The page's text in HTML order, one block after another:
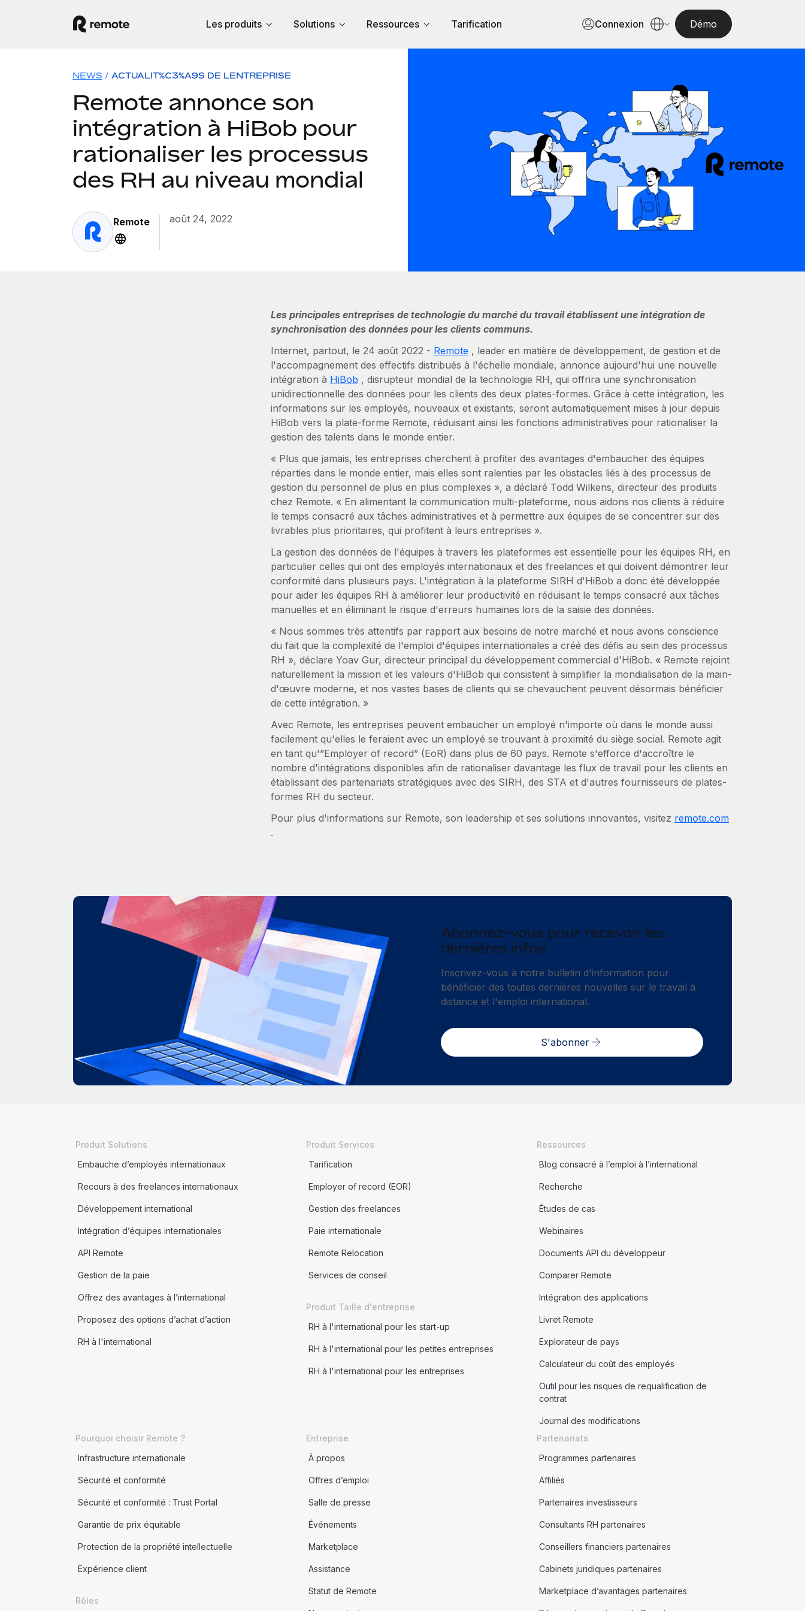
Les produits Solutions Ressources Tarification Connexion Démo
NEWS / ACTUALIT%C3%A9S DE LENTREPRISE
Remote annonce son
intégration à HiBob pour
rationaliser les processus
des RH au niveau mondial
Remote août 24, 2022
Les principales entreprises de technologie du marché du travail établissent une intégration de
synchronisation des données pour les clients communs.
Internet, partout, le 24 août 2022 - Remote , leader en matière de développement, de gestion et de
l'accompagnement des effectifs distribués à l'échelle mondiale, annonce aujourd'hui une nouvelle
intégration à HiBob , disrupteur mondial de la technologie RH, qui offrira une synchronisation
unidirectionnelle des données pour les clients des deux plates-formes. Grâce à cette intégration, les
informations sur les employés, nouveaux et existants, seront automatiquement mises à jour depuis
HiBob vers la plate-forme Remote, réduisant ainsi les fonctions administratives pour rationaliser la
gestion des talents dans le monde entier.
« Plus que jamais, les entreprises cherchent à profiter des avantages d'embaucher des équipes
réparties dans le monde entier, mais elles sont ralenties par les obstacles liés à des processus de
gestion du personnel de plus en plus complexes », a déclaré Todd Wilkens, directeur des produits
chez Remote. « En alimentant la communication multi-plateforme, nous aidons nos clients à réduire
le temps consacré aux tâches administratives et à permettre aux équipes de se concentrer sur des
livrables plus prioritaires, qui profitent à leurs entreprises ».
La gestion des données de l'équipes à travers les plateformes est essentielle pour les équipes RH, en
particulier celles qui ont des employés internationaux et des freelances et qui doivent démontrer leur
conformité dans plusieurs pays. L'intégration à la plateforme SIRH d'HiBob a donc été développée
pour aider les équipes RH à améliorer leur productivité en réduisant le temps consacré aux tâches
manuelles et en éliminant le risque d'erreurs humaines lors de la saisie des données.
« Nous sommes très attentifs par rapport aux besoins de notre marché et nous avons conscience
du fait que la complexité de l'emploi d'équipes internationales a créé des défis au sein des processus
RH », déclare Yoav Gur, directeur principal du développement commercial d'HiBob. « Remote rejoint
naturellement la mission et les valeurs d'HiBob qui consistent à simplifier la mondialisation de la main-
d'œuvre moderne, et nos vastes bases de clients qui se chevauchent peuvent désormais bénéficier
de cette intégration. »
Avec Remote, les entreprises peuvent embaucher un employé n'importe où dans le monde aussi
facilement qu'elles le feraient avec un employé se trouvant à proximité du siège social. Remote agit
en tant qu'”Employer of record” (EoR) dans plus de 60 pays. Remote s'efforce d'accroître le
nombre d'intégrations disponibles afin de rationaliser davantage les flux de travail pour les clients en
établissant des partenariats stratégiques avec des SIRH, des STA et d'autres fournisseurs de plates-
formes RH du secteur.
Pour plus d'informations sur Remote, son leadership et ses solutions innovantes, visitez remote.com
.
Abonnez-vous pour recevoir les
dernières infos
Inscrivez-vous à notre bulletin d'information pour
bénéficier des toutes dernières nouvelles sur le travail à
distance et l'emploi international.
S'abonner
Produit Solutions
Embauche d’employés internationaux
Recours à des freelances internationaux
Développement international
Intégration d’équipes internationales
API Remote
Gestion de la paie
Offrez des avantages à l’international
Proposez des options d’achat d’action
RH à l'international
Produit Services
Tarification
Employer of record (EOR)
Gestion des freelances
Paie internationale
Remote Relocation
Services de conseil
Produit Taille d'entreprise
RH à l'international pour les start-up
RH à l'international pour les petites entreprises
RH à l'international pour les entreprises
Ressources
Blog consacré à l’emploi à l’international
Recherche
Études de cas
Webinaires
Documents API du développeur
Comparer Remote
Intégration des applications
Livret Remote
Explorateur de pays
Calculateur du coût des employés
Outil pour les risques de requalification de
contrat
Journal des modifications
Pourquoi choisir Remote ?
Infrastructure internationale
Sécurité et conformité
Sécurité et conformité : Trust Portal
Garantie de prix équitable
Protection de la propriété intellectuelle
Expérience client
Rôles
Entreprise
À propos
Offres d’emploi
Salle de presse
Événements
Marketplace
Assistance
Statut de Remote
Partenariats
Programmes partenaires
Affiliés
Partenaires investisseurs
Consultants RH partenaires
Conseillers financiers partenaires
Cabinets juridiques partenaires
Marketplace d’avantages partenaires